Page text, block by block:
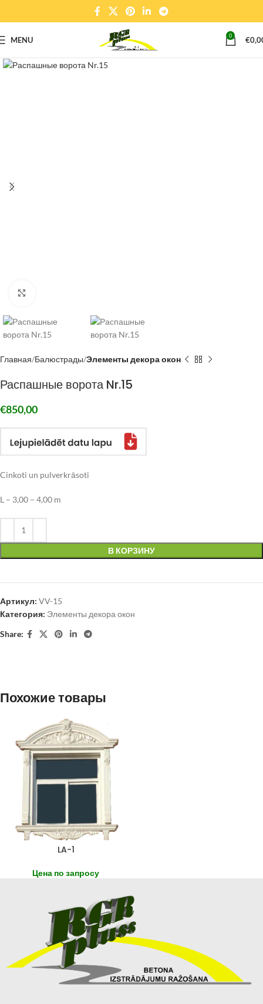
MENU 0 €
Главная Балюстрады Элементы декора окон
Распашные ворота Nr.15
€850,00
Cinkoti un pulverkrāsoti
L – 3,00 – 4,00 m
В КОРЗИНУ
Артикул: VV-15
Категория: Элементы декора окон
Share:
Похожие товары
LA-1
Цена по запросу